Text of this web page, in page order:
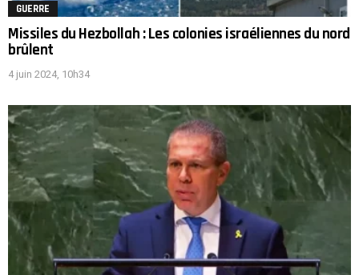
GUERRE
Missiles du Hezbollah : Les colonies israéliennes du nord
brûlent
4 juin 2024, 10h34